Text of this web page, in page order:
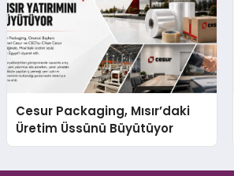
Cesur Packaging, Mısır’daki
Üretim Üssünü Büyütüyor